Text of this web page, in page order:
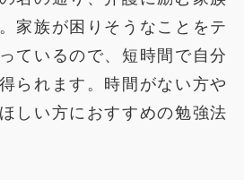
家族が困りそうなことをテ
ているので、短時間で自分
られます。時間がない方や
しい方におすすめの勉強法